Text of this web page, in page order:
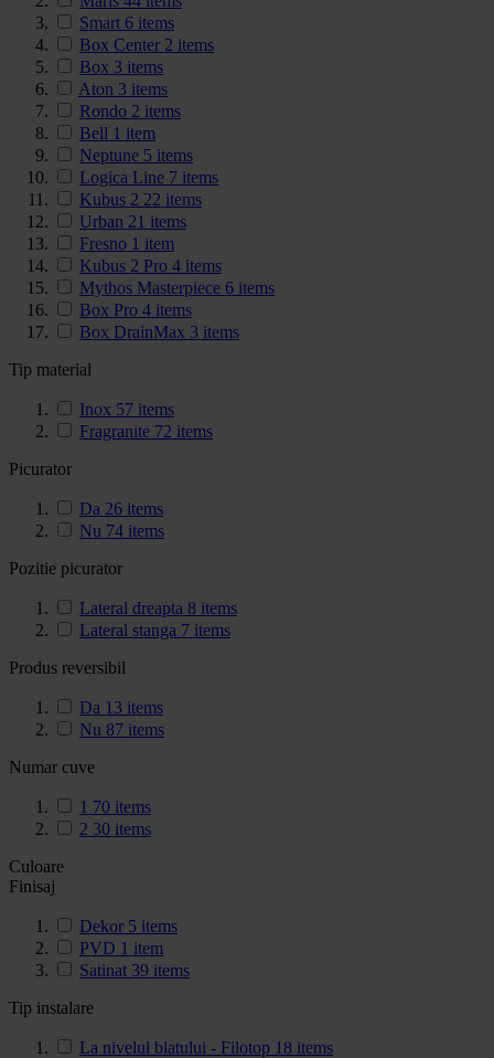
Smart 6 items
Box Center 2 items
Box 3 items
Aton 3 items
Rondo 2 items
Bell 1 item
Neptune 5 items
Logica Line 7 items
Kubus 2 22 items
Urban 21 items
Fresno 1 item
Kubus 2 Pro 4 items
Mythos Masterpiece 6 items
Box Pro 4 items
Box DrainMax 3 items
Tip material
Inox 57 items
Fragranite 72 items
Picurator
Da 26 items
Nu 74 items
Pozitie picurator
Lateral dreapta 8 items
Lateral stanga 7 items
Produs reversibil
Da 13 items
Nu 87 items
Numar cuve
1 70 items
2 30 items
Culoare
Finisaj
Dekor 5 items
PVD 1 item
Satinat 39 items
Tip instalare
La nivelul blatului - Filotop 18 items